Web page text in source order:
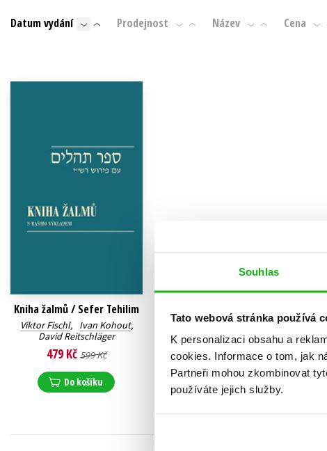
Souhlas
Tato webová stránka používá
K personalizaci obsahu a
cookies. Informace o tom, jak
Partneři mohou zkombinovat
používáte jejich služby.
Beletrie pro děti
Byznys a ekonomie
Jazyky
Datum vydání Prodejnost Název Cena
Kniha žalmů / Sefer Tehilim
Viktor Fischl, Ivan Kohout,
David Reitschläger
479 Kč 599 Kč
Do košíku